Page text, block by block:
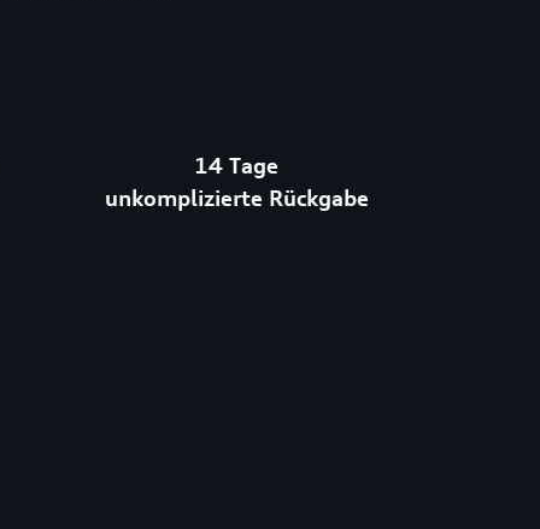
14 Tage
unkomplizierte Rückgabe